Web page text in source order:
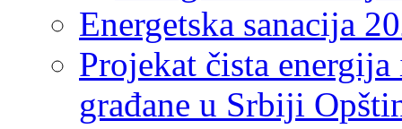
Energetska sanacija
Projekat čista
građane u Srbiji